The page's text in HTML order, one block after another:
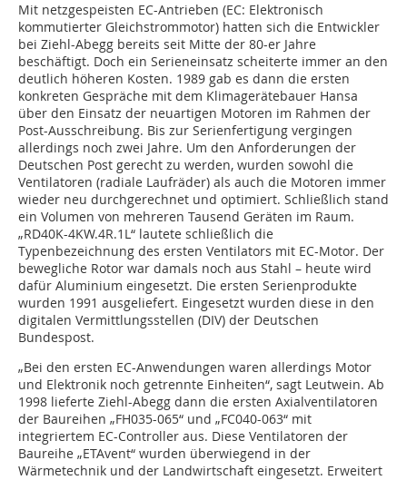
Mit netzgespeisten EC-Antrieben (EC: Elektronisch
kommutierter Gleichstrommotor) hatten sich die Entwickler
bei Ziehl-Abegg bereits seit Mitte der 80-er Jahre
beschäftigt. Doch ein Serieneinsatz scheiterte immer an den
deutlich höheren Kosten. 1989 gab es dann die ersten
konkreten Gespräche mit dem Klimagerätebauer Hansa
über den Einsatz der neuartigen Motoren im Rahmen der
Post-Ausschreibung. Bis zur Serienfertigung vergingen
allerdings noch zwei Jahre. Um den Anforderungen der
Deutschen Post gerecht zu werden, wurden sowohl die
Ventilatoren (radiale Laufräder) als auch die Motoren immer
wieder neu durchgerechnet und optimiert. Schließlich stand
ein Volumen von mehreren Tausend Geräten im Raum.
„RD40K-4KW.4R.1L“ lautete schließlich die
Typenbezeichnung des ersten Ventilators mit EC-Motor. Der
bewegliche Rotor war damals noch aus Stahl – heute wird
dafür Aluminium eingesetzt. Die ersten Serienprodukte
wurden 1991 ausgeliefert. Eingesetzt wurden diese in den
digitalen Vermittlungsstellen (DIV) der Deutschen
Bundespost.
„Bei den ersten EC-Anwendungen waren allerdings Motor
und Elektronik noch getrennte Einheiten“, sagt Leutwein. Ab
1998 lieferte Ziehl-Abegg dann die ersten Axialventilatoren
der Baureihen „FH035-065“ und „FC040-063“ mit
integriertem EC-Controller aus. Diese Ventilatoren der
Baureihe „ETAvent“ wurden überwiegend in der
Wärmetechnik und der Landwirtschaft eingesetzt. Erweitert